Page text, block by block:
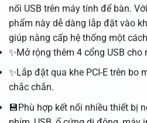
nối USB trên máy tính để bàn.
phẩm này dễ dàng lắp đặt vào
giúp nâng cấp hệ thống một
✨Mở rộng thêm 4 cổng USB cho
✨Lắp đặt qua khe PCI-E trên bo
chắc chắn.
💾Phù hợp kết nối nhiều thiết bị